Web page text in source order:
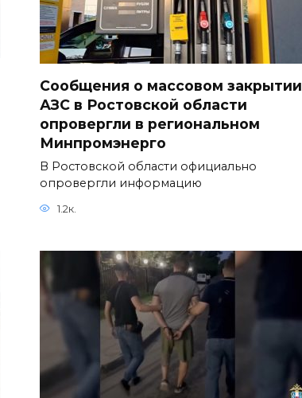
Сообщения о массовом закрытии
АЗС в Ростовской области
опровергли в региональном
Минпромэнерго
В Ростовской области официально
опровергли информацию
1.2к.